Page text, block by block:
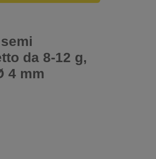
da 8-12 g,
4 mm